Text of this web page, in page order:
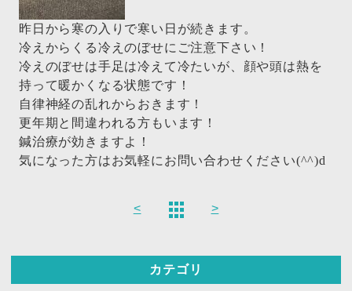
昨日から寒の入りで寒い日が続きます。
冷えからくる冷えのぼせにご注意下さい！
冷えのぼせは手足は冷えて冷たいが、顔や頭は熱を
持って暖かくなる状態です！
自律神経の乱れからおきます！
更年期と間違われる方もいます！
鍼治療が効きますよ！
気になった方はお気軽にお問い合わせください(^^)d
< >
カテゴリ